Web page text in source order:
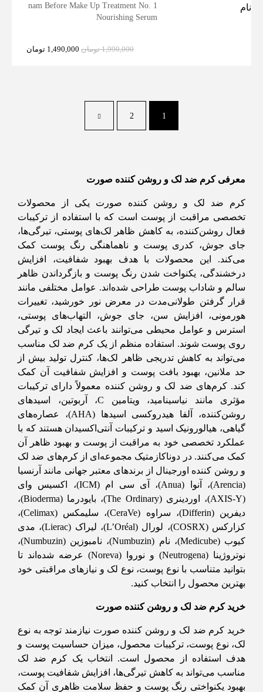
nam Before Make Up Treatment No. 1
Nourishing Serum
1,990,000 تومان 1,490,000 تومان
1
2
معرفی کرم ضد لک و روشن کننده صورت
کرم ضد لک و روشن کننده صورت یکی از محصولات
تخصصی مراقبت از پوست است که با استفاده از ترکیبات
فعال روشن‌کننده، به کاهش ظاهر لک‌های پوستی، تیرگی‌ها،
جای جوش، کدری پوست و ناهماهنگی رنگ پوست کمک
می‌کند. این محصولات با هدف بهبود شفافیت، افزایش
درخشندگی، یکنواخت شدن رنگ پوست و بازگرداندن ظاهر
سالم و شاداب پوست طراحی شده‌اند. عوامل مختلفی مانند
قرار گرفتن طولانی‌مدت در معرض نور خورشید، تغییرات
هورمونی، افزایش سن، جای جوش، التهاب‌های پوستی،
استرس و عوامل محیطی می‌توانند باعث ایجاد لک و تیرگی
روی پوست شوند. استفاده منظم از یک کرم ضد لک مناسب
می‌تواند به کاهش تدریجی ظاهر لک‌ها، کنترل تولید بیش از
حد ملانین، بهبود بافت پوست و افزایش شفافیت آن کمک
کند. کرم‌های ضد لک و روشن کننده معمولاً دارای ترکیبات
مؤثری مانند نیاسینامید، ویتامین C، آربوتین، اسیدهای
روشن‌کننده، آلفا هیدروکسی اسیدها (AHA)، عصاره‌های
گیاهی، هیالورونیک اسید و ترکیبات آنتی‌اکسیدان هستند که با
عملکرد تخصصی خود به مراقبت از پوست و بهبود ظاهر آن
کمک می‌کنند. در دوناکازمتیک مجموعه‌ای از کرم‌های ضد لک
و روشن کننده اورجینال از برندهای معتبر جهانی مانند آرنسیا
(Arencia)، آنوا (Anua)، آی سی ام (ICM)، اکسیس وای
(AXIS-Y)، اوردینری (The Ordinary)، بایودرما (Bioderma)،
دیفرین (Differin)، سراوه (CeraVe)، سلیمکس (Celimax)،
کزارکس (COSRX)، لورال (L’Oréal)، لیراک (Lierac)، مدی
کیوب (Medicube)، نام (Numbuzin)، نامبوزین (Numbuzin)،
نوتروژینا (Neutrogena) و نوروا (Noreva) عرضه شده‌اند تا
بتوانید متناسب با نوع پوست، نوع لک و نیازهای مراقبتی خود
بهترین محصول را انتخاب کنید.
خرید کرم ضد لک و روشن کننده صورت
خرید کرم ضد لک و روشن کننده صورت نیازمند توجه به نوع
لک، نوع پوست، ترکیبات محصول، میزان حساسیت پوست و
هدف استفاده از محصول است. انتخاب یک کرم ضد لک
مناسب می‌تواند به کاهش تیرگی‌ها، افزایش شفافیت پوست،
بهبود یکنواختی رنگ پوست و حفظ سلامت ظاهری آن کمک